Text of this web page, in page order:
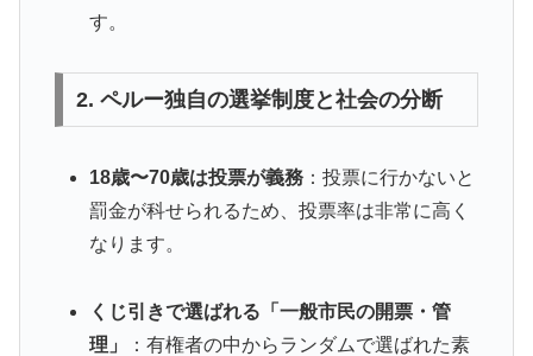
す。
2. ペルー独自の選挙制度と社会の分断
18歳〜70歳は投票が義務：投票に行かないと
罰金が科せられるため、投票率は非常に高く
なります。
くじ引きで選ばれる「一般市民の開票・管
理」
：有権者の中からランダムで選ばれた素